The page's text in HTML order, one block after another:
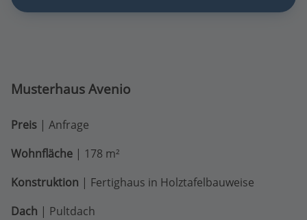
Musterhaus Avenio
Preis | Anfrage
Wohnfläche | 178 m²
Konstruktion | Fertighaus in Holztafelbauweise
Dach | Pultdach